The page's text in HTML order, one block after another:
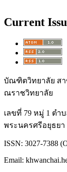
Current
บัณฑิตวิทยาลัย สา
ณราชวิทยาลัย
เลขที่ 79 หมู่ 1 ตำ
พระนครศรีอยุธยา
ISSN: 3027-7388
Email: